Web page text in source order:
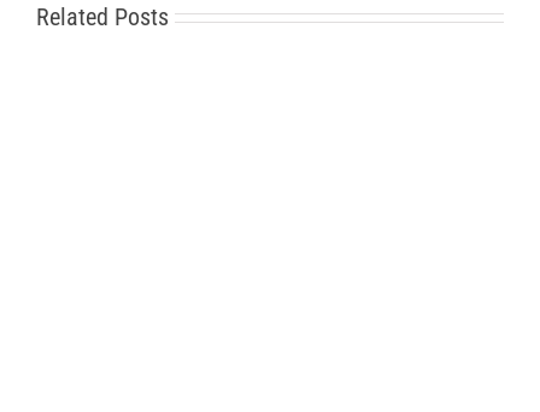
Related Posts